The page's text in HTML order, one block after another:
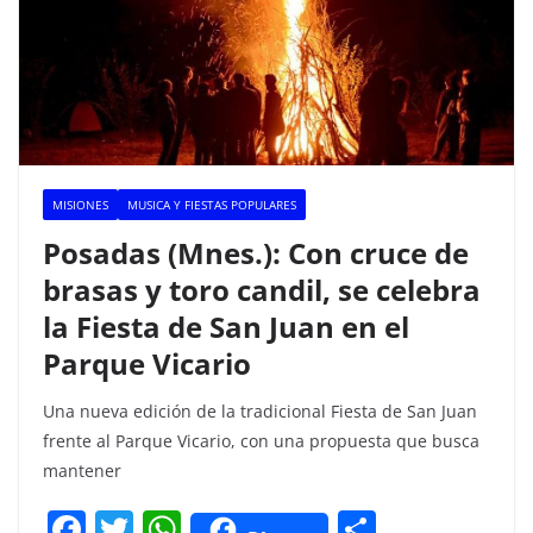
MISIONES MUSICA Y FIESTAS POPULARES
Posadas (Mnes.): Con cruce de
brasas y toro candil, se celebra
la Fiesta de San Juan en el
Parque Vicario
Una nueva edición de la tradicional Fiesta de San Juan
frente al Parque Vicario, con una propuesta que busca
mantener